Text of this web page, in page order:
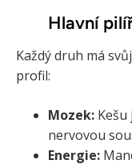
Hlavní
Každý druh má
profil:
Mozek:
nervovou
Energie: